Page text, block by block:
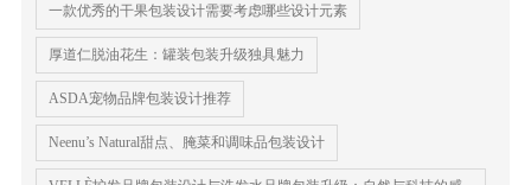
一款优秀的干果包装设计需要考虑哪些设计元素
厚道仁脱油花生：罐装包装升级独具魅力
ASDA宠物品牌包装设计推荐
Neenu’s Natural甜点、腌菜和调味品包装设计